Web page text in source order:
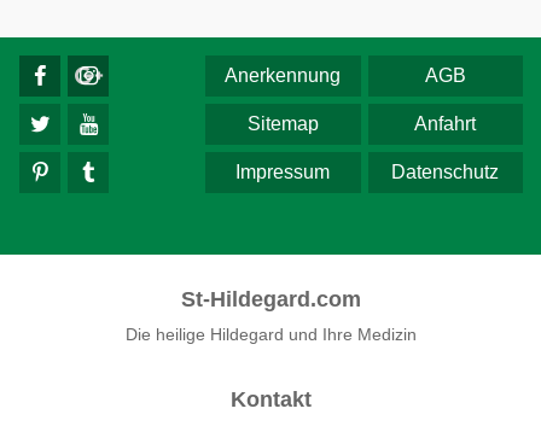
AGB
Anerkennung
Anfahrt
Sitemap
Datenschutz
Impressum
St-Hildegard.com
Die heilige Hildegard und Ihre Medizin
Kontakt